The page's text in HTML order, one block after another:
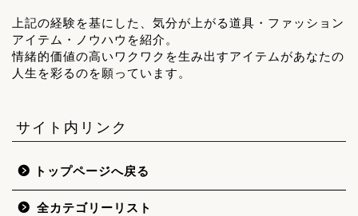
上記の経験を基にした、気分が上がる道具・ファッション
アイテム・ノウハウを紹介。
情緒的価値の高いワクワクを生み出すアイテムがあなたの
人生を彩るのを願っています。
サイト内リンク
トップページへ戻る
全カテゴリーリスト